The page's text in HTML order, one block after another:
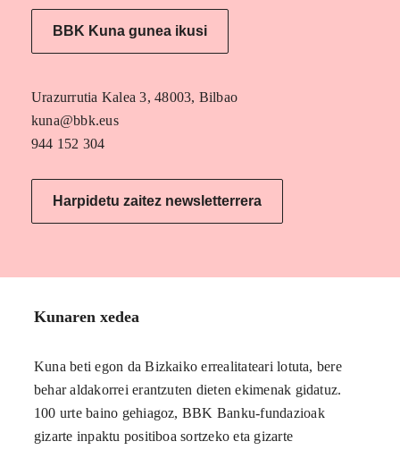
BBK Kuna gunea ikusi
Urazurrutia Kalea 3, 48003, Bilbao
kuna@bbk.eus
944 152 304
Harpidetu zaitez newsletterrera
Kunaren xedea
Kuna beti egon da Bizkaiko errealitateari lotuta, bere
behar aldakorrei erantzuten dieten ekimenak gidatuz.
100 urte baino gehiagoz, BBK Banku-fundazioak
gizarte inpaktu positiboa sortzeko eta gizarte